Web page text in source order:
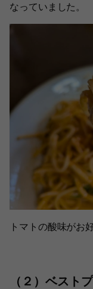
なっていました。
トマトの酸味がお
（２）ベスト